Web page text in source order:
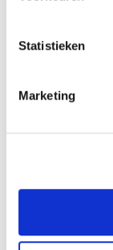
Statistieken
Marketing
helpt
herkennen.
Journalist en
van Hollywood.